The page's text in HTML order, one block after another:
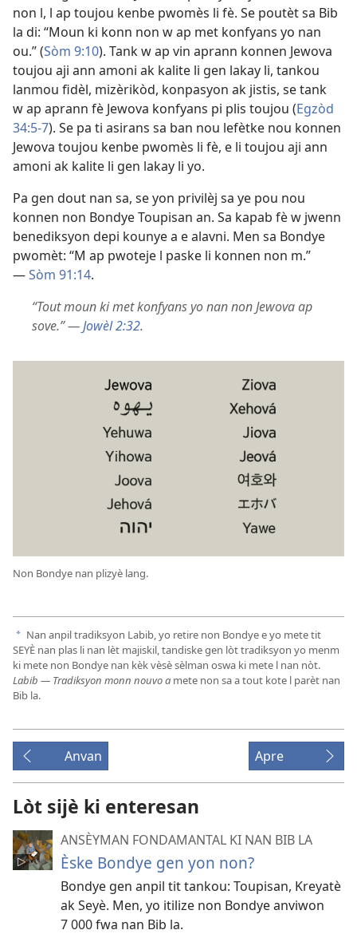
non l, l ap toujou kenbe pwomès li fè. Se poutèt sa Bib
la di: “Moun ki konn non w ap met konfyans yo nan
ou.” (Sòm 9:10). Tank w ap vin aprann konnen Jewova
toujou aji ann amoni ak kalite li gen lakay li, tankou
lanmou fidèl, mizèrikòd, konpasyon ak jistis, se tank
w ap aprann fè Jewova konfyans pi plis toujou (Egzòd
34:5-7). Se pa ti asirans sa ban nou lefètke nou konnen
Jewova toujou kenbe pwomès li fè, e li toujou aji ann
amoni ak kalite li gen lakay li yo.
Pa gen dout nan sa, se yon privilèj sa ye pou nou
konnen non Bondye Toupisan an. Sa kapab fè w jwenn
benediksyon depi kounye a e alavni. Men sa Bondye
pwomèt: “M ap pwoteje l paske li konnen non m.”
—Sòm 91:14.
“Tout moun ki met konfyans yo nan non Jewova ap
sove.” —Jowèl 2:32.
Non Bondye nan plizyè lang.
a Nan anpil tradiksyon Labib, yo retire non Bondye e yo mete tit
SEYÈ nan plas li nan lèt majiskil, tandiske gen lòt tradiksyon yo menm
ki mete non Bondye nan kèk vèsè sèlman oswa ki mete l nan nòt.
Labib — Tradiksyon monn nouvo a mete non sa a tout kote l parèt nan
Bib la.
Anvan Apre
Lòt sijè ki enteresan
ANSÈYMAN FONDAMANTAL KI NAN BIB LA
Èske Bondye gen yon non?
Bondye gen anpil tit tankou: Toupisan, Kreyatè
ak Seyè. Men, yo itilize non Bondye anviwon
7 000 fwa nan Bib la.